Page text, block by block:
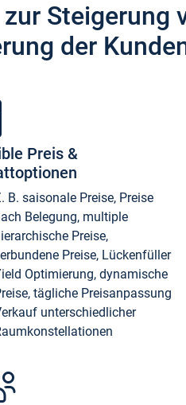
Steigerung
der
Preis &
B. saisonale Preise, Preise
Belegung, multiple
Preise,
Preise, Lückenfüller
Optimierung, dynamische
tägliche Preisanpassung
unterschiedlicher